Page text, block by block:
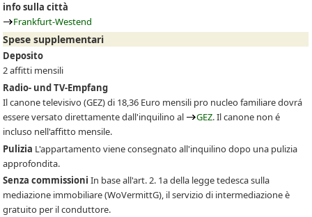
info sulla città
Frankfurt-Westend
Spese supplementari
Deposito
2 affitti mensili
Radio- und TV-Empfang
Il canone televisivo(GEZ)di 18,36 Euro mensili pro nucleo familiare dovrá
essere versato direttamente dall'inquilino al
GEZ. Il canone non é
incluso nell'affitto mensile.
Pulizia L'appartamento viene consegnato all'inquilino dopo una pulizia
approfondita.
Senza commissioni In base all'art. 2. 1a della legge tedesca sulla
mediazione immobiliare (WoVermittG), il servizio di intermediazione è
gratuito per il conduttore.